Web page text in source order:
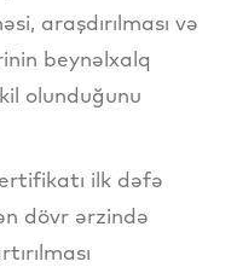
araşdırılması və
beynəlxalq
olunduğunu
ilk dəfə
dövr ərzində